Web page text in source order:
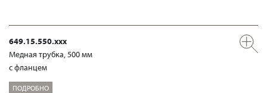
649.15.550.xxx
Медная трубка, 500 мм
с фланцем
ПОДРОБНО